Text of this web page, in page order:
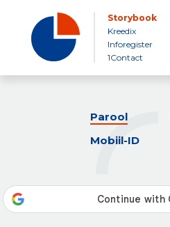
Storybook
Kreedix
Inforegister
1Contact
Parool
Mobiil-ID